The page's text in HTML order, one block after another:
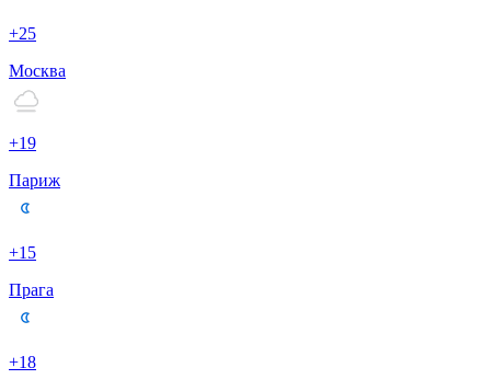
+25
Москва
+19
Париж
+15
Прага
+18